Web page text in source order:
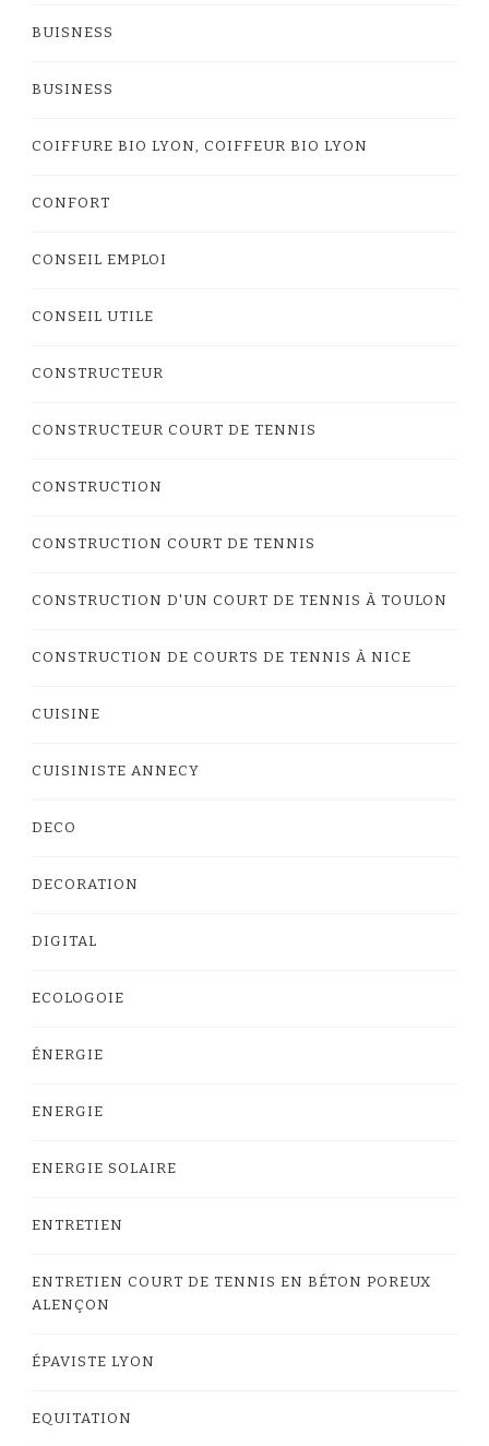
BUISNESS
BUSINESS
COIFFURE BIO LYON, COIFFEUR BIO LYON
CONFORT
CONSEIL EMPLOI
CONSEIL UTILE
CONSTRUCTEUR
CONSTRUCTEUR COURT DE TENNIS
CONSTRUCTION
CONSTRUCTION COURT DE TENNIS
CONSTRUCTION D'UN COURT DE TENNIS À TOULON
CONSTRUCTION DE COURTS DE TENNIS À NICE
CUISINE
CUISINISTE ANNECY
DECO
DECORATION
DIGITAL
ECOLOGOIE
ÉNERGIE
ENERGIE
ENERGIE SOLAIRE
ENTRETIEN
ENTRETIEN COURT DE TENNIS EN BÉTON POREUX
ALENÇON
ÉPAVISTE LYON
EQUITATION